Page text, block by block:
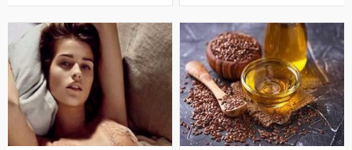
hər zaman tənəffüs yolu
infeksiyası olmur
Nazirliyinin Milli Kliniki
Endokrinologiy